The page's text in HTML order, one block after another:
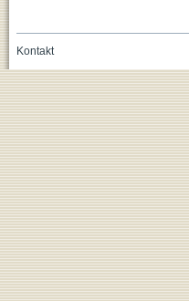
Kontakt